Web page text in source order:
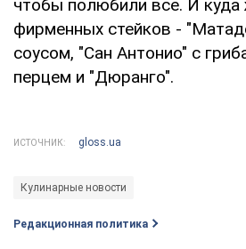
чтобы полюбили все. И куда
фирменных стейков -
соусом, "Сан Антонио" с
перцем и "Дюранго".
ИСТОЧНИК: gloss.ua
Кулинарные новости
Редакционная политика